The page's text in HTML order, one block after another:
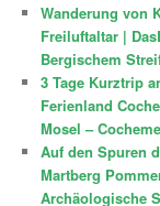
Wanderung von
Freiluftaltar |
Bergischem
3 Tage Kurztrip
Ferienland
Mosel –
Auf den Spuren
Martberg
Archäologische